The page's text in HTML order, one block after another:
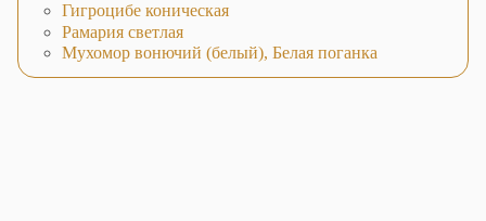
Гигроцибе коническая
Рамария светлая
Мухомор вонючий (белый), Белая поганка